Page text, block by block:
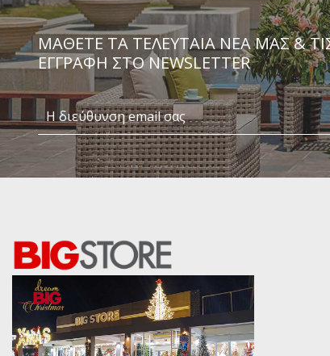
ΜΆΘΕΤΕ ΤΑ ΤΕΛΕΥΤΑΊΑ ΝΈΑ ΜΑΣ &
ΕΓΓΡΑΦΗ ΣΤΟ NEWSLETTER